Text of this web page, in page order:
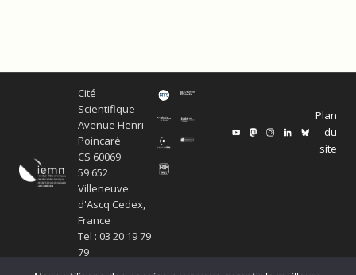
Cité
Scientifique
Avenue Henri
Poincaré
CS 60069
59 652
Villeneuve
d'Ascq Cedex,
France
Tel : 03 20 19 79
79
Plan
du
site